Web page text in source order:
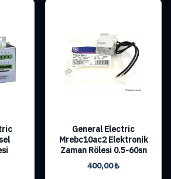
General Electric
Mrebc10ac2 Elektronik
Zaman Rölesi 0.5-60sn
400,00₺